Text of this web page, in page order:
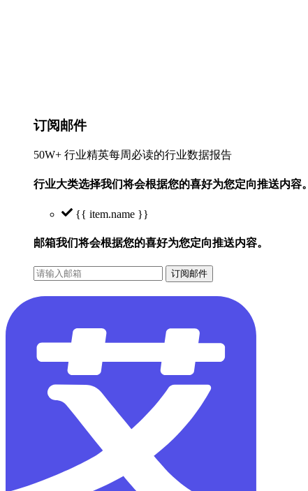
订阅邮件
50W+ 行业精英每周必读的行业数据报告
行业大类选择我们将会根据您的喜好为您定向推送内容。
{{ item.name }}
邮箱我们将会根据您的喜好为您定向推送内容。
订阅邮件